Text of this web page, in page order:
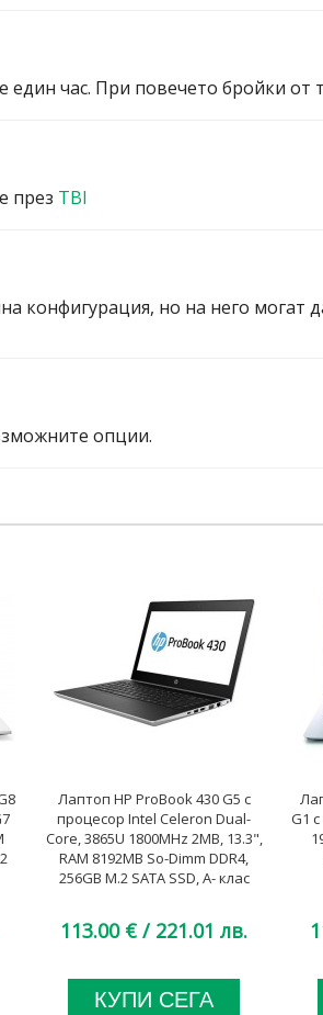
час. При повечето бройки от
през TBI
конфигурация, но на него могат
опции.
Лаптоп HP ProBook 430 G5 с
процесор Intel Celeron Dual-
Core, 3865U 1800MHz 2MB, 13.3",
RAM 8192MB So-Dimm DDR4,
256GB M.2 SATA SSD, A- клас
113.00 € / 221.01 лв.
КУПИ СЕГА
G1